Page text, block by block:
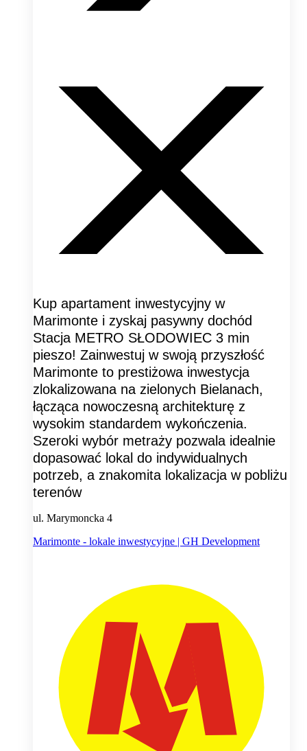
Kup apartament inwestycyjny w
Marimonte i zyskaj pasywny dochód
Stacja METRO SŁODOWIEC 3 min
pieszo! Zainwestuj w swoją przyszłość
Marimonte to prestiżowa inwestycja
zlokalizowana na zielonych Bielanach,
łącząca nowoczesną architekturę z
wysokim standardem wykończenia.
Szeroki wybór metraży pozwala idealnie
dopasować lokal do indywidualnych
potrzeb, a znakomita lokalizacja w pobliżu
terenów
ul. Marymoncka 4
Marimonte - lokale inwestycyjne | GH Development